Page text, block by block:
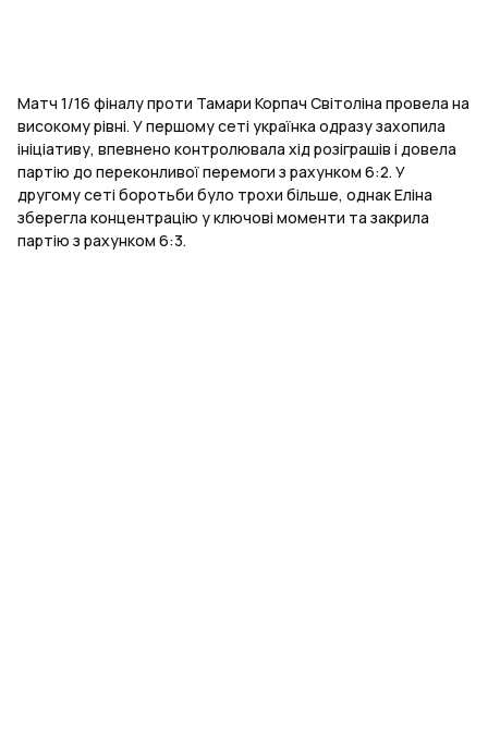
Матч 1/16 фіналу проти Тамари Корпач Світоліна провела на
високому рівні. У першому сеті українка одразу захопила
ініціативу, впевнено контролювала хід розіграшів і довела
партію до переконливої перемоги з рахунком 6:2. У
другому сеті боротьби було трохи більше, однак Еліна
зберегла концентрацію у ключові моменти та закрила
партію з рахунком 6:3.